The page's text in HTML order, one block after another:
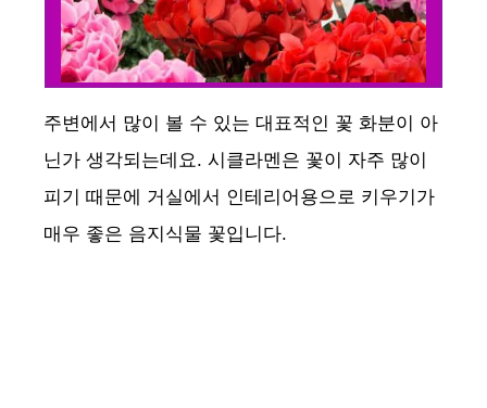
주변에서 많이 볼 수 있는 대표적인 꽃 화분이 아
닌가 생각되는데요. 시클라멘은 꽃이 자주 많이
피기 때문에 거실에서 인테리어용으로 키우기가
매우 좋은 음지식물 꽃입니다.